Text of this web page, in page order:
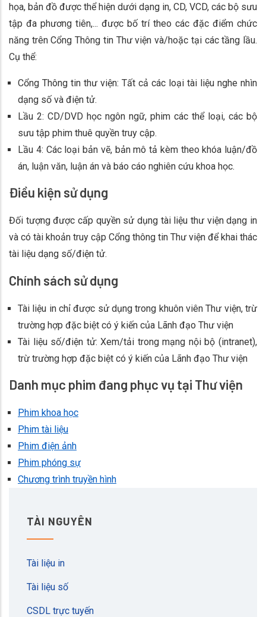
họa, bản đồ được thể hiện dưới dạng in, CD, VCD, các bộ sưu
tập đa phương tiên,... được bố trí theo các đặc điểm chức
năng trên Cổng Thông tin Thư viện và/hoặc tại các tầng lầu.
Cụ thể:
Cổng Thông tin thư viện: Tất cả các loại tài liệu nghe nhìn
dạng số và điện tử.
Lầu 2: CD/DVD học ngôn ngữ, phim các thể loại, các bộ
sưu tập phim thuê quyền truy cập.
Lầu 4: Các loại bản vẽ, bản mô tả kèm theo khóa luận/đồ
án, luận văn, luận án và báo cáo nghiên cứu khoa học.
Điều kiện sử dụng
Đối tượng được cấp quyền sử dụng tài liệu thư viện dạng in
và có tài khoản truy cập Cổng thông tin Thư viện để khai thác
tài liệu dạng số/điện tử.
Chính sách sử dụng
Tài liệu in chỉ được sử dụng trong khuôn viên Thư viện, trừ
trường hợp đặc biệt có ý kiến của Lãnh đạo Thư viện
Tài liệu số/điện tử: Xem/tải trong mạng nội bộ (intranet),
trừ trường hợp đặc biệt có ý kiến của Lãnh đạo Thư viện
Danh mục phim đang phục vụ tại Thư viện
Phim khoa học
Phim tài liệu
Phim điện ảnh
Phim phóng sự
Chương trình truyền hình
TÀI NGUYÊN
Tài liệu in
Tài liệu số
CSDL trực tuyến